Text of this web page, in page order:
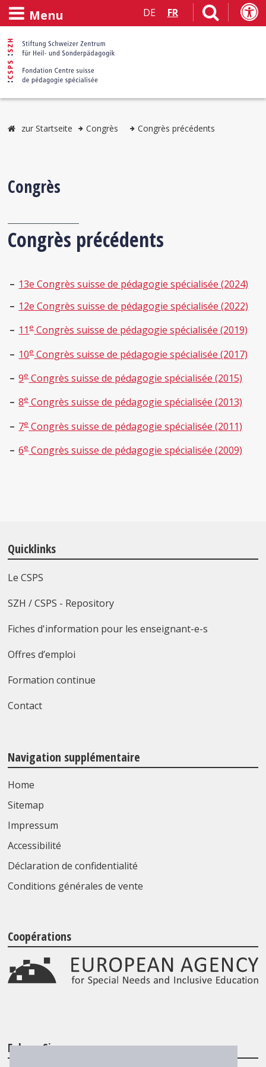
Menu DE FR
zur Startseite Congrès Congrès précédents
Congrès
Congrès précédents
13e Congrès suisse de pédagogie spécialisée (2024)
12e Congrès suisse de pédagogie spécialisée (2022)
11eCongrès suisse de pédagogie spécialisée (2019)
10eCongrès suisse de pédagogie spécialisée (2017)
9eCongrès suisse de pédagogie spécialisée (2015)
8eCongrès suisse de pédagogie spécialisée (2013)
7eCongrès suisse de pédagogie spécialisée (2011)
6eCongrès suisse de pédagogie spécialisée (2009)
Quicklinks
Le CSPS
SZH / CSPS - Repository
Fiches d'information pour les enseignant-e-s
Offres d’emploi
Formation continue
Contact
Navigation supplémentaire
Home
Sitemap
Impressum
Accessibilité
Déclaration de confidentialité
Conditions générales de vente
Coopérations
Folgen Sie uns